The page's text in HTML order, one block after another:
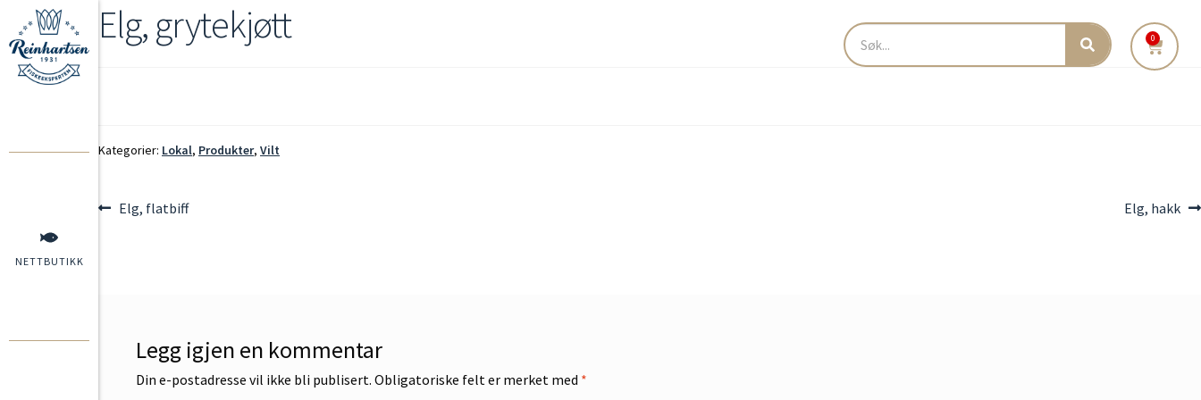
NETTBUTIKK
0
Elg, grytekjøtt
Kategorier: Lokal, Produkter, Vilt
Elg, flatbiff Elg, hakk
Legg igjen en kommentar
Din e-postadresse vil ikke bli publisert. Obligatoriske felt er merket med *